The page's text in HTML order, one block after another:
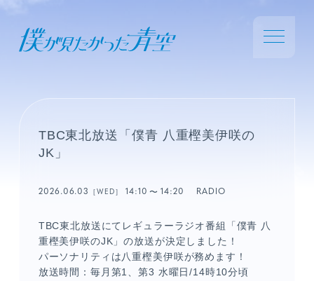
TBC東北放送「僕青 八重樫美伊咲の
JK」
2026.06.03 ［WED］14:10 14:20 RADIO
TBC東北放送にてレギュラーラジオ番組「僕青 八
重樫美伊咲のJK」の放送が決定しました！
パーソナリティは八重樫美伊咲が務めます！
放送時間：毎月第1、第3 水曜日/14時10分頃